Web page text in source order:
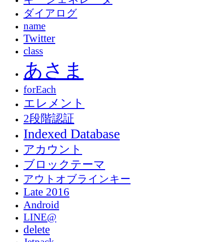
ダイアログ
name
Twitter
class
あさま
forEach
エレメント
2段階認証
Indexed Database
アカウント
ブロックテーマ
アウトオブラインキー
Late 2016
Android
LINE@
delete